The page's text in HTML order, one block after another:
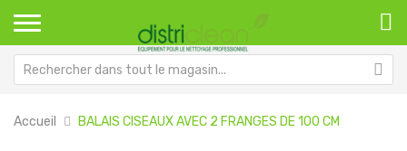
Accueil BALAIS CISEAUX AVEC 2 FRANGES DE 100 CM